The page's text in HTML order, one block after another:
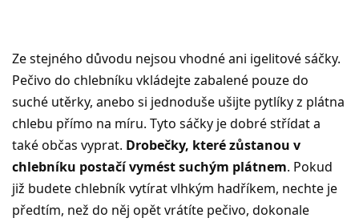
Ze stejného důvodu nejsou vhodné ani igelitové sáčky.
Pečivo do chlebníku vkládejte zabalené pouze do
suché utěrky, anebo si jednoduše ušijte pytlíky z plátna
chlebu přímo na míru. Tyto sáčky je dobré střídat a
také občas vyprat. Drobečky, které zůstanou v
chlebníku postačí vymést suchým plátnem. Pokud
již budete chlebník vytírat vlhkým hadříkem, nechte je
předtím, než do něj opět vrátíte pečivo, dokonale